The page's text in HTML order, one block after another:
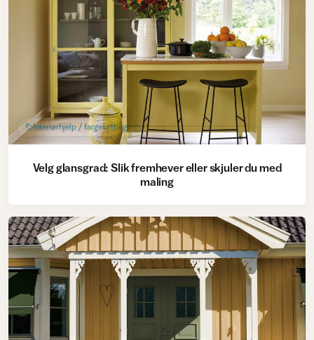
Interiørhjelp / fargesetting
Velg glansgrad: Slik fremhever eller skjuler du med
maling